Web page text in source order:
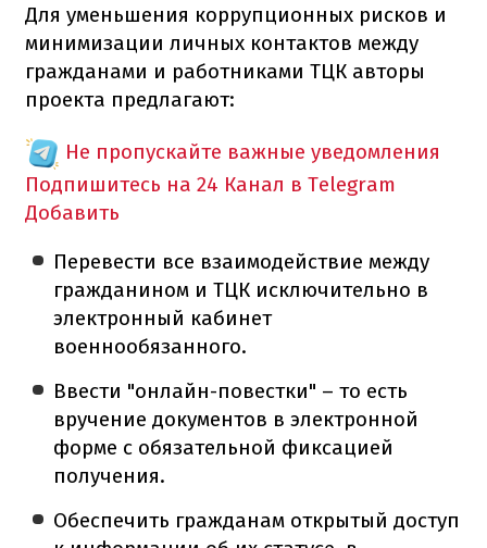
Для уменьшения коррупционных рисков и
минимизации личных контактов между
гражданами и работниками ТЦК авторы
проекта предлагают:
Не пропускайте важные уведомления
Подпишитесь на 24 Канал в Telegram
Добавить
Перевести все взаимодействие между
гражданином и ТЦК исключительно в
электронный кабинет
военнообязанного.
Ввести "онлайн-повестки" – то есть
вручение документов в электронной
форме с обязательной фиксацией
получения.
Обеспечить гражданам открытый доступ